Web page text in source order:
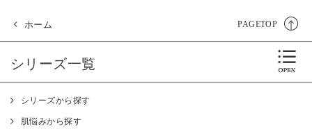
ホーム PAGETOP
シリーズ一覧
シリーズから探す
肌悩みから探す